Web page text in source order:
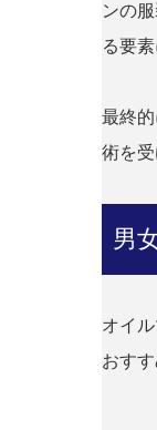
ンの
る要
最終
術を
男
オイ
おす